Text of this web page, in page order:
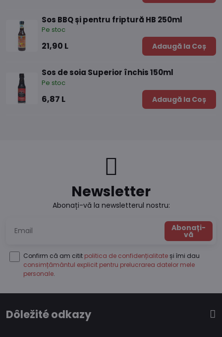
Sos BBQ și pentru friptură HB 250ml
Pe stoc
21,90 L Adaugă la Coș
Sos de soia Superior închis 150ml
Pe stoc
6,87 L Adaugă la Coș
Newsletter
Abonați-vă la newsletterul nostru:
Abonați-
vă
Confirm că am citit politica de confidențialitate și îmi dau
consimțământul explicit pentru prelucrarea datelor mele
personale.
Dôležité odkazy